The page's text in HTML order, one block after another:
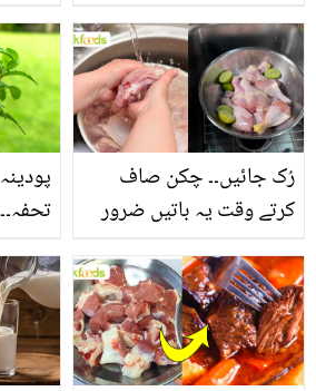
سے
فائدے
بنانے کے چند قدرتی طریقے
رُک جائیں۔۔ چکن صاف
کرتے وقت یہ باتیں ضرور